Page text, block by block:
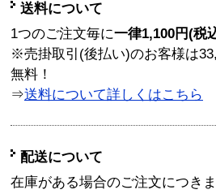
送料について
1つのご注文毎に一律1,100円(税
※売掛取引(後払い)のお客様は
無料！
⇒送料について詳しくはこちら
配送について
在庫がある場合のご注文につき